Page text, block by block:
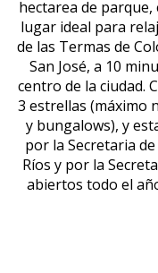
hectarea de
lugar ideal para
de las Termas de
San José, a 10
centro de la ciudad.
3 estrellas (máximo
y bungalows), y
por la Secretaria
Ríos y por la
abiertos todo el